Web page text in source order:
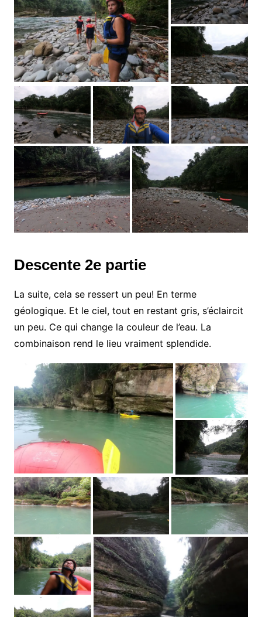
Descente 2e partie
La suite, cela se ressert un peu! En terme
géologique. Et le ciel, tout en restant gris, s’éclaircit
un peu. Ce qui change la couleur de l’eau. La
combinaison rend le lieu vraiment splendide.